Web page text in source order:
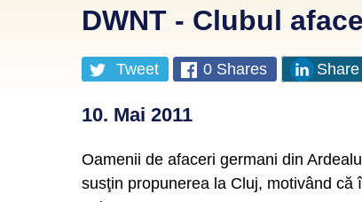
DWNT - Clubul
Tweet 0 Shares Share
10. Mai 2011
Oamenii de afaceri germani din
susţin propunerea la Cluj, motivând